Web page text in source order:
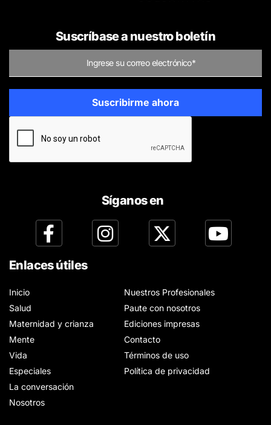
Suscríbase a nuestro boletín
Síganos en
Enlaces útiles
Inicio
Salud
Maternidad y crianza
Mente
Vida
Especiales
La conversación
Nosotros
Nuestros Profesionales
Paute con nosotros
Ediciones impresas
Contacto
Términos de uso
Política de privacidad